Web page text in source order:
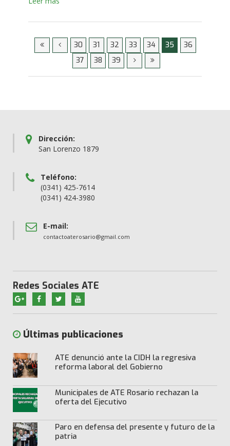
30 31 32 33 34 35
36
37
38 39
Dirección:
San Lorenzo 1879
Teléfono:
(0341) 425-7614
(0341) 424-3980
E-mail:
contactoaterosario@gmail.com
Redes Sociales ATE
Últimas publicaciones
ATE denunció ante la CIDH la regresiva
reforma laboral del Gobierno
Municipales de ATE Rosario rechazan la
oferta del Ejecutivo
Paro en defensa del presente y futuro de la
patria